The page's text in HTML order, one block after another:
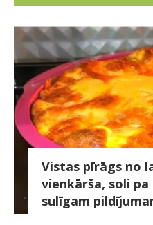
Vistas pīrāgs no
vienkārša, soli
sulīgam